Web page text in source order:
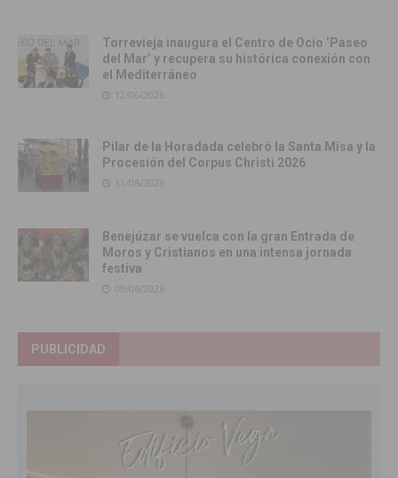
Torrevieja inaugura el Centro de Ocio ‘Paseo
del Mar’ y recupera su histórica conexión con
el Mediterráneo
12/06/2026
Pilar de la Horadada celebró la Santa Misa y la
Procesión del Corpus Christi 2026
11/06/2026
Benejúzar se vuelca con la gran Entrada de
Moros y Cristianos en una intensa jornada
festiva
09/06/2026
PUBLICIDAD